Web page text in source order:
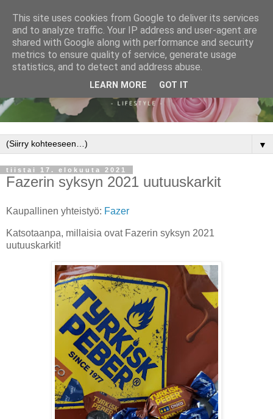
▼
tiistai 17. elokuuta 2021
Fazerin syksyn 2021 uutuuskarkit
Kaupallinen yhteistyö: Fazer
Katsotaanpa, millaisia ovat Fazerin syksyn 2021
uutuuskarkit!
This site uses cookies from Google to deliver its services
and to analyze traffic. Your IP address and user-agent are
shared with Google along with performance and security
metrics to ensure quality of service, generate usage
statistics, and to detect and address abuse.
LEARN MORE GOT IT